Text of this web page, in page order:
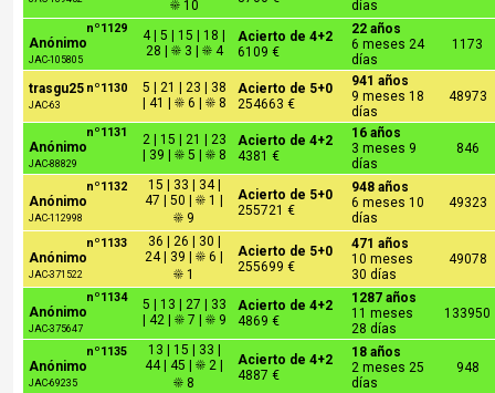
☀ 10 días
nº1129
Anónimo
JAC-105805
4 | 5 | 15 | 18 |
28 | ☀ 3 | ☀ 4
Acierto de 4+2
6109 €
22 años
6 meses 24
días
1173
nº1130
trasgu25
JAC-63
5 | 21 | 23 | 38
| 41 | ☀ 6 | ☀ 8
Acierto de 5+0
254663 €
941 años
9 meses 18
días
48973
nº1131
Anónimo
JAC-88829
2 | 15 | 21 | 23
| 39 | ☀ 5 | ☀ 8
Acierto de 4+2
4381 €
16 años
3 meses 9
días
846
nº1132
Anónimo
JAC-112998
15 | 33 | 34 |
47 | 50 | ☀ 1 |
☀ 9
Acierto de 5+0
255721 €
948 años
6 meses 10
días
49323
nº1133
Anónimo
JAC-371522
36 | 26 | 30 |
24 | 39 | ☀ 6 |
☀ 1
Acierto de 5+0
255699 €
471 años
10 meses
30 días
49078
nº1134
Anónimo
JAC-375647
5 | 13 | 27 | 33
| 42 | ☀ 7 | ☀ 9
Acierto de 4+2
4869 €
1287 años
11 meses
28 días
133950
nº1135
Anónimo
JAC-69235
13 | 15 | 33 |
44 | 45 | ☀ 2 |
☀ 8
Acierto de 4+2
4887 €
18 años
2 meses 25
días
948